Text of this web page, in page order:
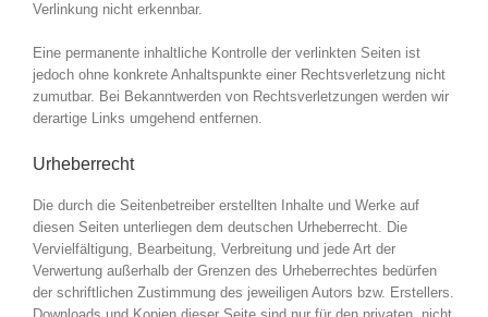
Verlinkung nicht erkennbar.
Eine permanente inhaltliche Kontrolle der verlinkten Seiten ist
jedoch ohne konkrete Anhaltspunkte einer Rechtsverletzung nicht
zumutbar. Bei Bekanntwerden von Rechtsverletzungen werden wir
derartige Links umgehend entfernen.
Urheberrecht
Die durch die Seitenbetreiber erstellten Inhalte und Werke auf
diesen Seiten unterliegen dem deutschen Urheberrecht. Die
Vervielfältigung, Bearbeitung, Verbreitung und jede Art der
Verwertung außerhalb der Grenzen des Urheberrechtes bedürfen
der schriftlichen Zustimmung des jeweiligen Autors bzw. Erstellers.